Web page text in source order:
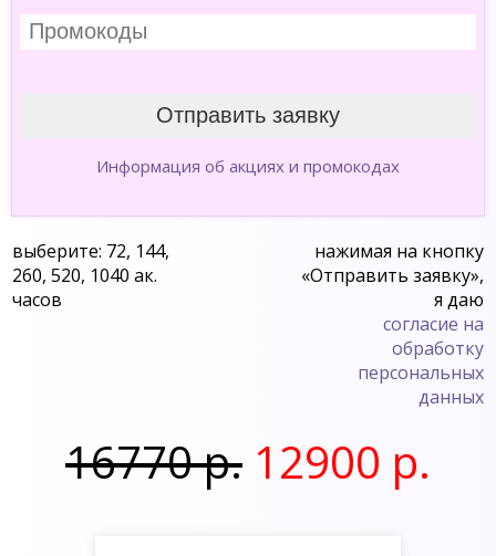
Информация об акциях и промокодах
выберите: 72, 144,
260, 520, 1040 ак.
часов
нажимая на кнопку
«Отправить заявку»,
я даю
согласие на
обработку
персональных
данных
16770 р. 12900 р.